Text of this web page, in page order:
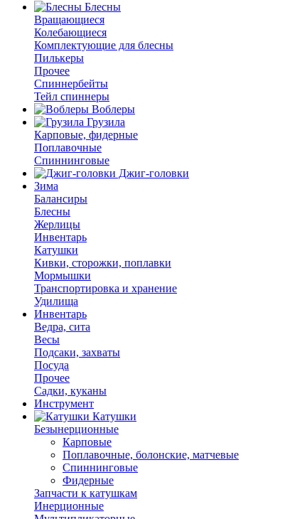
Блесны
Вращающиеся
Колебающиеся
Комплектующие для блесны
Пилькеры
Прочее
Спиннербейты
Тейл спиннеры
Воблеры
Грузила
Карповые, фидерные
Поплавочные
Спиннинговые
Джиг-головки
Зима
Балансиры
Блесны
Жерлицы
Инвентарь
Катушки
Кивки, сторожки, поплавки
Мормышки
Транспортировка и хранение
Удилища
Инвентарь
Ведра, сита
Весы
Подсаки, захваты
Посуда
Прочее
Садки, куканы
Инструмент
Катушки
Безынерционные
Карповые
Поплавочные, болонские, матчевые
Спиннинговые
Фидерные
Запчасти к катушкам
Инерционные